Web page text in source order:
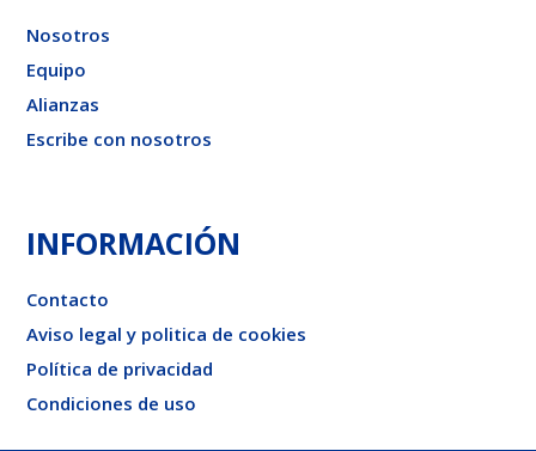
Nosotros
Equipo
Alianzas
Escribe con nosotros
INFORMACIÓN
Contacto
Aviso legal y politica de cookies
Política de privacidad
Condiciones de uso